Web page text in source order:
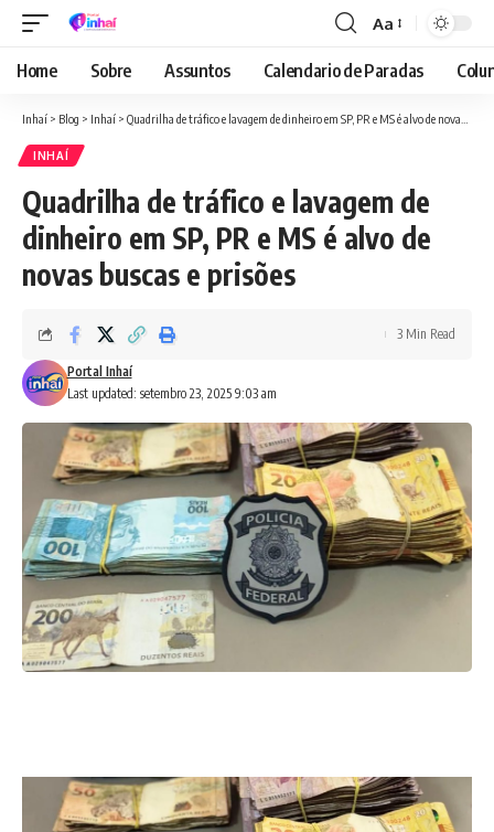
Font
Resizer
Aa
Home Sobre Assuntos Calendario de Paradas
Inhaí > Blog > Inhaí > Quadrilha de tráfico e lavagem de dinheiro em SP, PR e MS é alvo de novas buscas e prisões
INHAÍ
Quadrilha de tráfico e lavagem de
dinheiro em SP, PR e MS é alvo de
novas buscas e prisões
Last updated: setembro 23, 2025 9:03 am
Portal Inhaí
3 Min Read